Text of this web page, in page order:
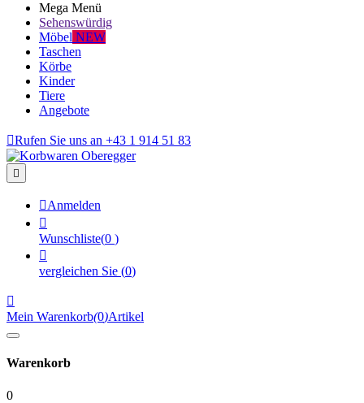
Mega Menü
Sehenswürdig
Möbel NEW
Taschen
Körbe
Kinder
Tiere
Angebote
Rufen Sie uns an +43 1 914 51 83

Anmelden

Wunschliste(0 )

vergleichen Sie (0)

Mein Warenkorb(0)Artikel
Warenkorb
0